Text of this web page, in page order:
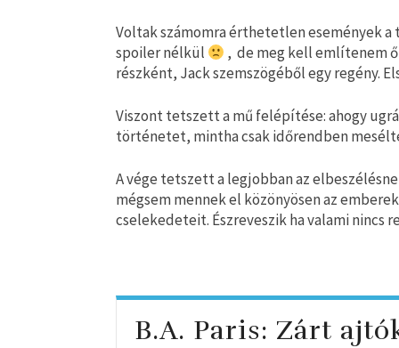
Voltak számomra érthetetlen események
spoiler nélkül
, de meg kell említenem
részként, Jack szemszögéből egy regény.
Viszont tetszett a mű felépítése: ahogy
történetet, mintha csak időrendben
A vége tetszett a legjobban az
mégsem mennek el közönyösen az
cselekedeteit. Észreveszik ha valami nincs
B.A. Paris: Zárt